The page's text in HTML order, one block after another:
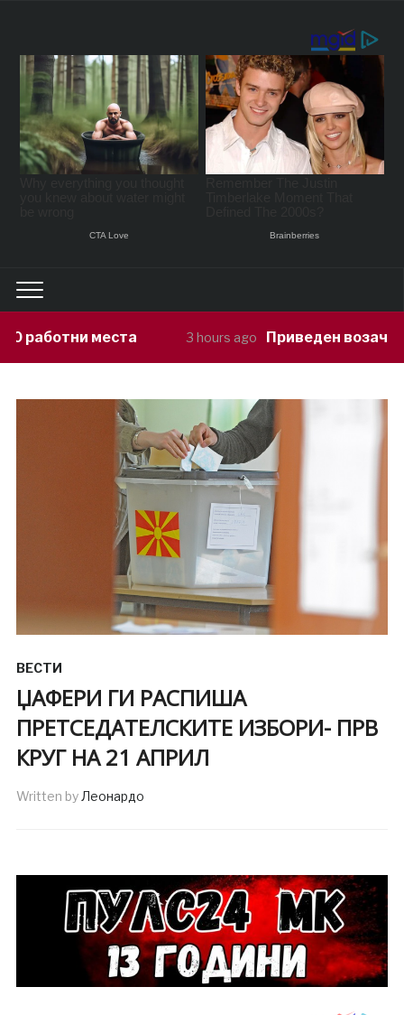
3 hours ago Приведен возач кој ја
ВЕСТИ
ЏАФЕРИ ГИ РАСПИША
ПРЕТСЕДАТЕЛСКИТЕ ИЗБОРИ- ПРВ
КРУГ НА 21 АПРИЛ
Written byЛеонардо